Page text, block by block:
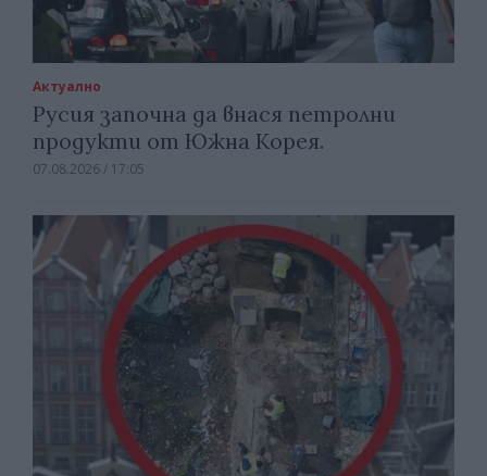
Актуално
Русия започна да внася петролни
продукти от Южна Корея.
07.08.2026 / 17:05